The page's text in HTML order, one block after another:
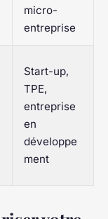
micro-
entreprise
Start-up,
TPE,
entreprise
en
développe
ment